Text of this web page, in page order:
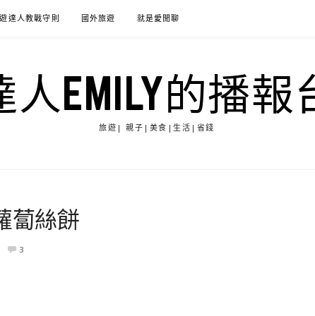
達人教戰守則 國外旅遊 就是愛閒聊
人EMILY的播報
旅遊| 親子|美食|生活|省錢
蔔絲餅
3